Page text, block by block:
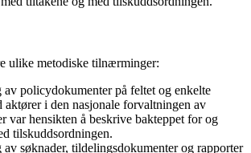
ulike metodiske tilnærminger:
av policydokumenter på feltet og enkelte
aktører i den nasjonale forvaltningen av
var hensikten å beskrive bakteppet for og
tilskuddsordningen.
av søknader, tildelingsdokumenter og rapporter